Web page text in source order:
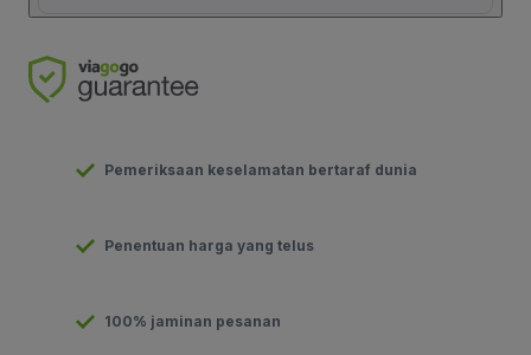
Pemeriksaan keselamatan bertaraf dunia
Penentuan harga yang telus
100% jaminan pesanan